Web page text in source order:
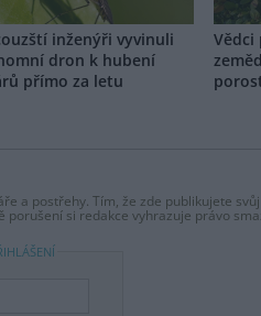
inženýři vyvinuli
dron k hubení
přímo za letu
Vědci
a postřehy. Tím, že zde publikujete
porušení si redakce vyhrazuje právo